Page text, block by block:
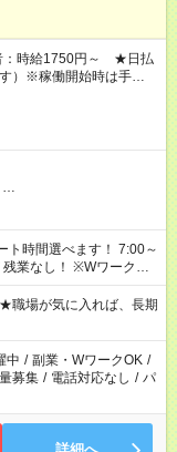
：時給1750円～ ★日払
）※稼働開始時は手続き
…
※Wワークの
就業はご案内できませ
社会保険への加入対象
の原則禁止）により、
場合があります
場が気に入れば、長期
中 / 副業・WワークOK /
募集 / 電話対応なし / パ